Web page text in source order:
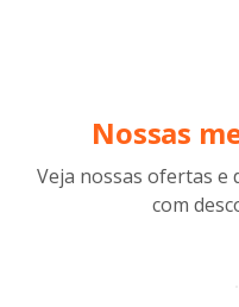
Nossas
Veja nossas ofertas
com